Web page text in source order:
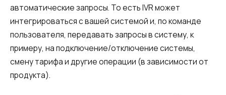
автоматические запросы. То есть IVR может
интегрироваться с вашей системой и, по команде
пользователя, передавать запросы в систему, к
примеру, на подключение/отключение системы,
смену тарифа и другие операции (в зависимости от
продукта).